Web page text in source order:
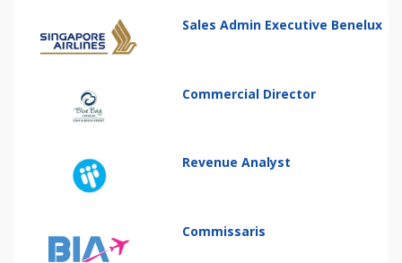
Sales Admin Executive Benelux
Commercial Director
Revenue Analyst
Commissaris